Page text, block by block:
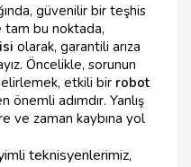
güvenilir bir teşhis
tam bu noktada,
olarak, garantili arıza
Öncelikle, sorunun
etkili bir robot
önemli adımdır. Yanlış
ve zaman kaybına yol
teknisyenlerimiz,